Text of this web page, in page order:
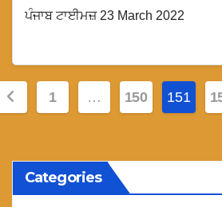
ਪੰਜਾਬ ਟਾਈਮਜ਼ 23 March 2022
1 … 150 151
Categories